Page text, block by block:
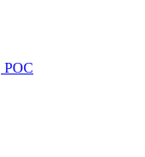
POC